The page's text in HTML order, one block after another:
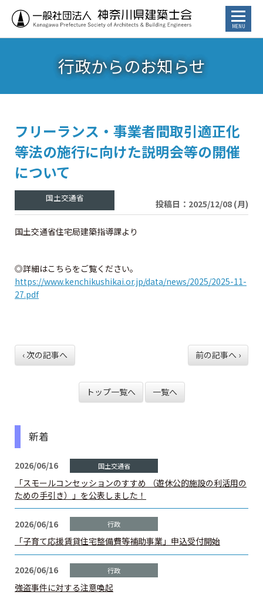
お知らせ
トピックス
講習会・イベント
⾏政からのお知らせ
カレンダー
建築士／建築士を目指す方へ
資格試験情報
資格の諸手続
一級建築士の諸手続
二級・木造の名簿の閲覧と登録
法定講習
建築士定期講習
建築士会を利用する
⾏政からのお知らせ
フリーランス・事業者間取引適正化
等法の施行に向けた説明会等の開催
について
投稿日：2025/12/08 (月)
国土交通省住宅局建築指導課より
◎詳細はこちらをご覧ください。
https://www.kenchikushikai.or.jp/data/news/2025/2025-11-
27.pdf
‹ 次の記事へ 前の記事へ ›
トップ一覧へ 一覧へ
新着
2026/06/16
「スモールコンセッションのすすめ （遊休公的施設の利活用の
ための手引き）」を公表しました！
2026/06/16
「子育て応援賃貸住宅整備費等補助事業」申込受付開始
2026/06/16
強盗事件に対する注意喚起